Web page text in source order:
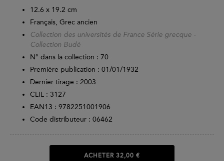
12.6 x 19.2 cm
Français, Grec ancien
Collection des universités de France Série grecque -
Collection Budé
N° dans la collection : 70
Première publication : 01/01/1932
Dernier tirage : 2003
CLIL : 3127
EAN13 : 9782251001906
Code distributeur : 06462
ACHETER 32,00 €